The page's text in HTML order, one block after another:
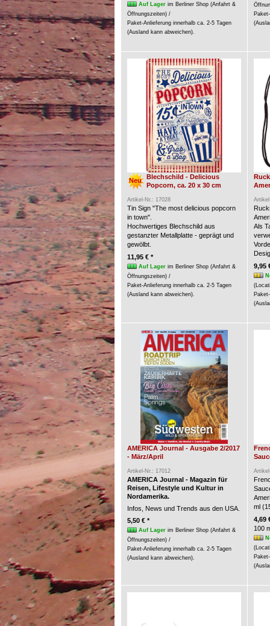
Auf Lagerim Berliner Shop (Anfahrt &
Öffnungszeiten) /
Paket-Anlieferung innerhalb ca. 2-5 Tagen
(Ausland kann abweichen).
Neu
Blechschild - Delicious
Popcorn, ca. 20 x 30 cm
Artikel-Nr.: 17028
Tin Sign "The most delicious popcorn
in town".
Hochwertiges Blechschild aus
gestanzter Metallplatte - geprägt und
gewölbt.
11,95 € *
Auf Lagerim Berliner Shop (Anfahrt &
Öffnungszeiten) /
Paket-Anlieferung innerhalb ca. 2-5 Tagen
(Ausland kann abweichen).
Als
9,95
AMERICA Journal - Ausgabe 2/2017
- März/April
Artikel-Nr.: 17012
AMERICA Journal - Magazin für
Reisen, Lifestyle und Kultur in
Nordamerika.
Infos, News und Trends aus den USA.
5,50 € *
Auf Lagerim Berliner Shop (Anfahrt &
Öffnungszeiten) /
Paket-Anlieferung innerhalb ca. 2-5 Tagen
(Ausland kann abweichen).
ml
4,69
100